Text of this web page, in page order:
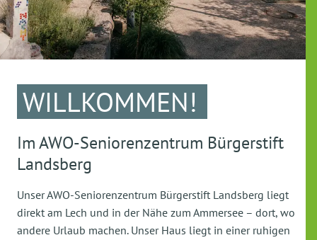
WILLKOMMEN!
Im AWO-Seniorenzentrum Bürgerstift
Landsberg
Unser AWO-Seniorenzentrum Bürgerstift Landsberg liegt
direkt am Lech und in der Nähe zum Ammersee – dort, wo
andere Urlaub machen. Unser Haus liegt in einer ruhigen